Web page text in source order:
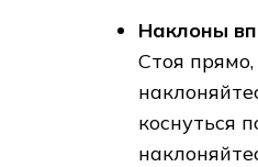
Наклоны
Стоя
коснуться